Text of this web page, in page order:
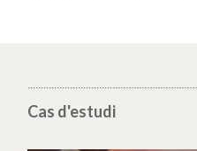
Cas d'estudi